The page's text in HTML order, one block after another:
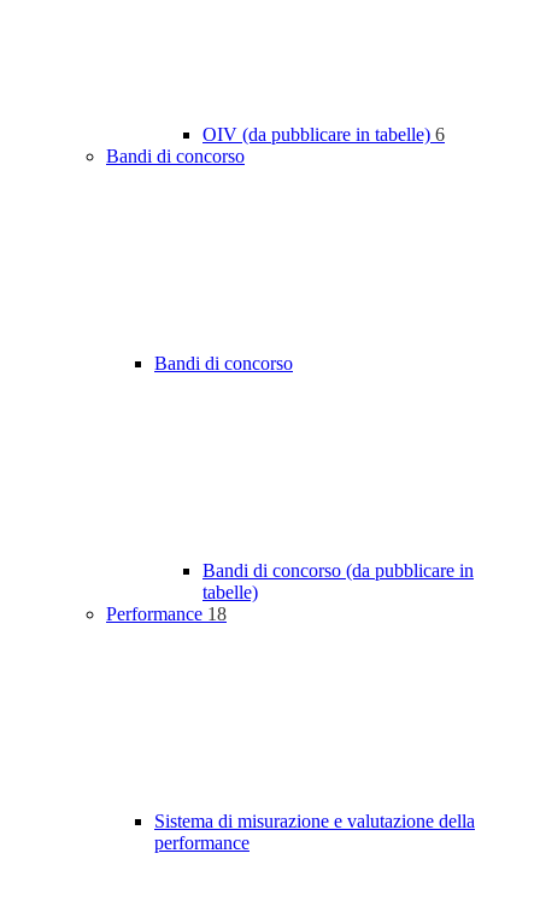
OIV (da pubblicare in tabelle) 6
Bandi di concorso
Bandi di concorso
Bandi di concorso (da pubblicare in
tabelle)
Performance 18
Sistema di misurazione e valutazione della
performance